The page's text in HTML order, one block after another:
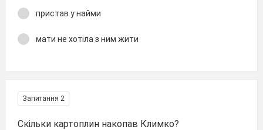
пристав у найми
мати не хотіла з ним жити
Запитання 2
Скільки картоплин накопав Климко?